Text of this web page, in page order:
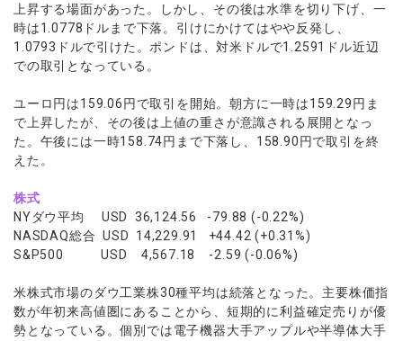
上昇する場面があった。しかし、その後は水準を切り下げ、一
時は1.0778ドルまで下落。引けにかけてはやや反発し、
1.0793ドルで引けた。ポンドは、対米ドルで1.2591ドル近辺
での取引となっている。
ユーロ円は159.06円で取引を開始。朝方に一時は159.29円ま
で上昇したが、その後は上値の重さが意識される展開となっ
た。午後には一時158.74円まで下落し、158.90円で取引を終
えた。
株式
NYダウ平均 USD 36,124.56 -79.88 (-0.22%)
NASDAQ総合 USD 14,229.91 +44.42 (+0.31%)
S&P500 USD 4,567.18 -2.59 (-0.06%)
米株式市場のダウ工業株30種平均は続落となった。主要株価指
数が年初来高値圏にあることから、短期的に利益確定売りが優
勢となっている。個別では電子機器大手アップルや半導体大手